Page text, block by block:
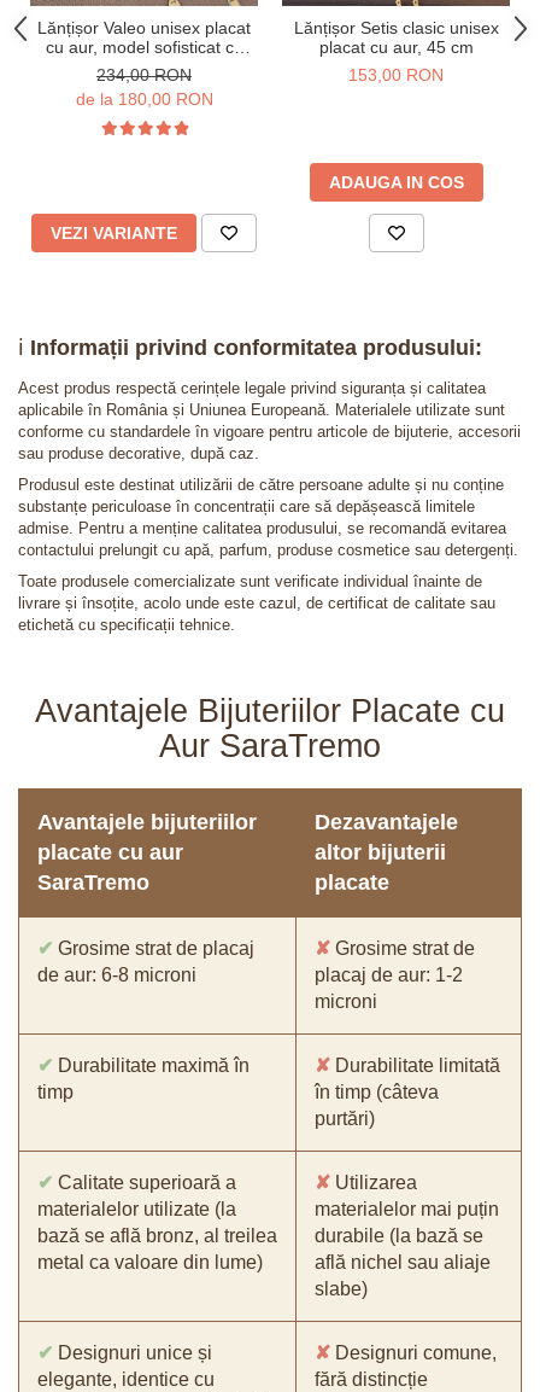
Lănțișor Valeo unisex placat
cu aur, model sofisticat cu
plăcuțe intercalate, 50/55/60
cm
234,00 RON
de la 180,00 RON
VEZI VARIANTE
Lănțișor Setis clasic unisex
placat cu aur, 45 cm
153,00 RON
ADAUGA IN COS
ℹ️ Informații privind conformitatea produsului:
Acest produs respectă cerințele legale privind siguranța și calitatea
aplicabile în România și Uniunea Europeană. Materialele utilizate sunt
conforme cu standardele în vigoare pentru articole de bijuterie, accesorii
sau produse decorative, după caz.
Produsul este destinat utilizării de către persoane adulte și nu conține
substanțe periculoase în concentrații care să depășească limitele
admise. Pentru a menține calitatea produsului, se recomandă evitarea
contactului prelungit cu apă, parfum, produse cosmetice sau detergenți.
Toate produsele comercializate sunt verificate individual înainte de
livrare și însoțite, acolo unde este cazul, de certificat de calitate sau
etichetă cu specificații tehnice.
Avantajele Bijuteriilor Placate cu
Aur SaraTremo
Avantajele bijuteriilor
placate cu aur
SaraTremo
Dezavantajele
altor bijuterii
placate
✔ Grosime strat de placaj
de aur: 6-8 microni
✘ Grosime strat de
placaj de aur: 1-2
microni
✔ Durabilitate maximă în
timp
✘ Durabilitate limitată
în timp (câteva
purtări)
✔ Calitate superioară a
materialelor utilizate (la
bază se află bronz, al treilea
metal ca valoare din lume)
✘ Utilizarea
materialelor mai puțin
durabile (la bază se
află nichel sau aliaje
slabe)
✔ Designuri unice și
elegante, identice cu
✘ Designuri comune,
fără distincție